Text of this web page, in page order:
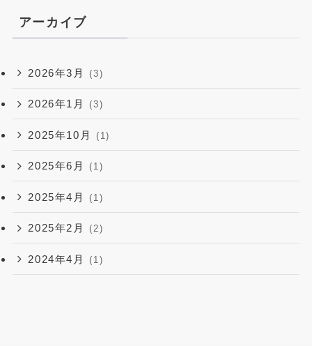
アーカイブ
2026年3月 (3)
2026年1月 (3)
2025年10月 (1)
2025年6月 (1)
2025年4月 (1)
2025年2月 (2)
2024年4月 (1)